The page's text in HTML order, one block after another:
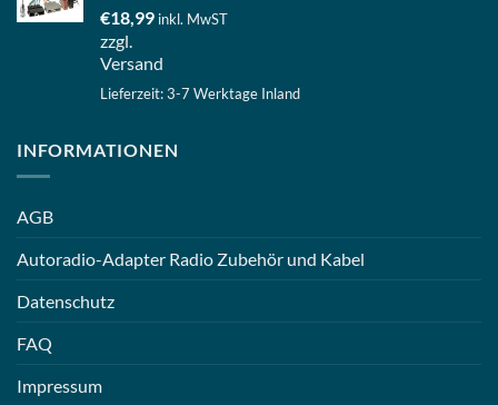
€18,99 inkl. MwST
zzgl.
Versand
Lieferzeit: 3-7 Werktage Inland
INFORMATIONEN
AGB
Autoradio-Adapter Radio Zubehör und Kabel
Datenschutz
FAQ
Impressum